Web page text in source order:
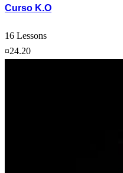
Curso K.O
16 Lessons
¤24.20